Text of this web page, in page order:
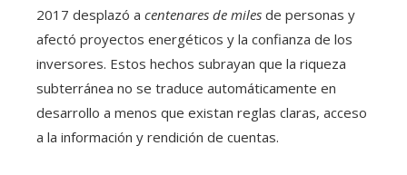
2017 desplazó a centenares de miles de personas y
afectó proyectos energéticos y la confianza de los
inversores. Estos hechos subrayan que la riqueza
subterránea no se traduce automáticamente en
desarrollo a menos que existan reglas claras, acceso
a la información y rendición de cuentas.